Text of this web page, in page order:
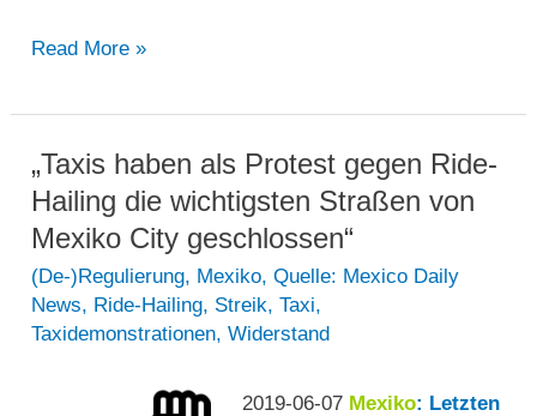
„STIB
Werbung
für
Uber
nach
Taxiprotest“
Read More »
„Taxis haben als Protest gegen Ride-
Hailing die wichtigsten Straßen von
Mexiko City geschlossen“
(De-)Regulierung, Mexiko,Quelle: Mexico Daily
News, Ride-Hailing, Streik,Taxi,
Taxidemonstrationen,Widerstand
2019-06-07 Mexiko: Letzten